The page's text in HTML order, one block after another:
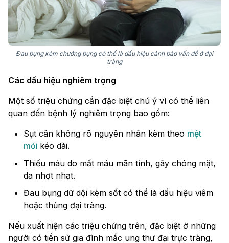
Đau bụng kèm chướng bụng có thể là dấu hiệu cảnh báo vấn đề ở đại
tràng
Các dấu hiệu nghiêm trọng
Một số triệu chứng cần đặc biệt chú ý vì có thể liên
quan đến bệnh lý nghiêm trọng bao gồm:
Sụt cân không rõ nguyên nhân kèm theo mệt
mỏi kéo dài.
Thiếu máu do mất máu mãn tính, gây chóng mặt,
da nhợt nhạt.
Đau bụng dữ dội kèm sốt có thể là dấu hiệu viêm
hoặc thủng đại tràng.
Nếu xuất hiện các triệu chứng trên, đặc biệt ở những
người có tiền sử gia đình mắc ung thư đại trực tràng,